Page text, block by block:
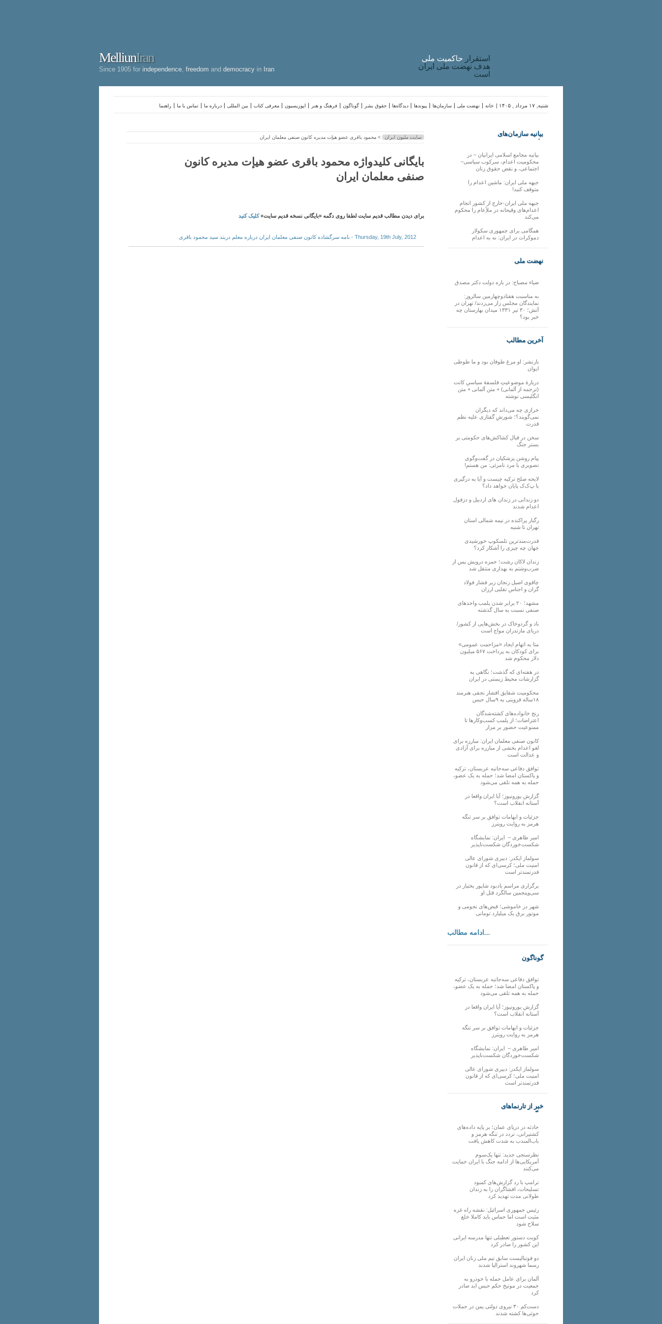
MelliunIran
Since 1905 for independence freedom and democracy in Iran
استقرار حاکميت ملی
هدف نهضت ملی ایران
است
راهنما تماس با ما درباره ما بین المللی معرفی کتاب اپوزیسیون فرهنگ و هنر گوناگون حقوق بشر دیدگاه‌ها پیوندها سازمان‌ها نهضت ملی خانه شنبه, ۱۷ مرداد , ۱۴۰۵ |
سایت ملیون ایران > محمود باقری عضو هیإت مديره کانون صنفی معلمان ايران
بایگانی کلیدواژه محمود باقری عضو هیإت مديره کانون
صنفی معلمان ايران
برای دیدن مطالب قدیم سایت لطفا روی دگمه «بایگانی نسخه قدیم سایت»کلیک کنید
Thursday, 19th July, 2012 - نامه سرگشاده کانون صنفی معلمان ايران درباره معلم دربند سيد محمود باقری
بیانیه سازمان‌های
ملی
بیانیه مجامع اسلامی ایرانیان – در
محکومیت اعدام، سرکوب سیاسی–
اجتماعی، و نقض حقوق زنان
جبهه ملی ایران: ماشین اعدام را
متوقف کنید!
جبهه ملی ایران-خارج از کشور انجام
اعدام‌های وقیحانه در ملأِعام را محکوم
می‌کند
همگامی برای جمهوری سکولار
دموکرات در ایران: نه به اعدام
نهضت ملی
ضیاء مصباح: در باره دولت دکتر مصدق
به مناسبت هفتادوچهارمین سالروز:
نمایندگان مجلس زار می‌زدند/ تهران در
آتش؛ ۳۰ تیر ۱۳۳۱ میدان بهارستان چه
خبر بود؟
آخرین مطالب
بازنشر: او مرغ طوفان بود و ما طوطی
ایوان
دربارهٔ موضوعیتِ فلسفهٔ سیاسیِ کانت
(ترجمه از آلمانی) + متن آلمانی + متن
انگلیسی نوشته
خرازی چه می‌داند که دیگران
نمی‌گویند؟؛ شورشِ گفتاری علیه نظم
قدرت
سخن در قبال کشاکش‌های حکومتی بر
بستر جنگ
پیام روشن پزشکیان در گفت‌و‌گوی
تصویری با مرد نامرئی: من هستم!
لایحه صلح ترکیه چیست و آیا به درگیری
با پ‌ک‌ک پایان خواهد داد؟
دو زندانی در زندان های اردبیل و دزفول
اعدام شدند
رگبار پراکنده در نیمه شمالی استان
تهران تا شنبه
قدرت‌مندترین تلسکوپ خورشیدی
جهان چه چیزی را آشکار کرد؟
زندان لاکان رشت؛ حمزه درویش پس از
ضرب‌وشتم به بهداری منتقل شد
چاقوی اصیل زنجان زیر فشار فولاد
گران و اجناس تقلبی ارزان
مشهد؛ ۲۰ برابر شدن پلمب واحدهای
صنفی نسبت به سال گذشته
باد و گردوخاک در بخش‌هایی از کشور/
دریای مازندران مواج است
متا به اتهام ایجاد «مزاحمت عمومی»
برای کودکان به پرداخت ۵۶۷ میلیون
دلار محکوم شد
در هفته‌ای که گذشت؛ نگاهی به
گزارشات محیط زیستی در ایران
محکومیت شقایق افشار نجفی هنرمند
۱۸ساله قزوینی به ۹سال حبس
رنج خانواده‌های کشته‌شدگان
اعتراضات؛ از پلمب کسب‌وکارها تا
ممنوعیت حضور بر مزار
کانون صنفی معلمان ایران: مبارزه برای
لغو اعدام بخشی از مبارزه برای آزادی
و عدالت است
توافق دفاعی سه‌جانبه عربستان، ترکیه
و پاکستان امضا شد؛ حمله به یک عضو،
حمله به همه تلقی می‌شود
گزارش یورونیوز؛ آیا ایران واقعا در
آستانه انقلاب است؟
جزئیات و ابهامات توافق بر سر تنگه
هرمز به روایت رویترز
امیر طاهری – ایران: نمایشگاه
شکست‌خوردگان شکست‌ناپذیر
سولماز ایکدر: دبیری شورای عالی
امنیت ملی؛ کرسی‌ای که از قانون
قدرتمندتر است
برگزاری مراسم یادبود شاپور بختیار در
سی‌وپنجمین سالگرد قتل او
شهر در خاموشی؛ قبض‌های نجومی و
موتور برق یک میلیارد تومانی
ادامه مطالب...
گوناگون
توافق دفاعی سه‌جانبه عربستان، ترکیه
و پاکستان امضا شد؛ حمله به یک عضو،
حمله به همه تلقی می‌شود
گزارش یورونیوز؛ آیا ایران واقعا در
آستانه انقلاب است؟
جزئیات و ابهامات توافق بر سر تنگه
هرمز به روایت رویترز
امیر طاهری – ایران: نمایشگاه
شکست‌خوردگان شکست‌ناپذیر
سولماز ایکدر: دبیری شورای عالی
امنیت ملی؛ کرسی‌ای که از قانون
قدرتمندتر است
خبر از تارنماهای
دیگر
حادثه در دریای عمان؛ بر پایه داده‌های
کشتیرانی، تردد در تنگه هرمز و
باب‌المندب به شدت کاهش یافت
نظرسنجی جدید: تنها یک‌سوم
آمریکایی‌ها از ادامه جنگ با ایران حمایت
می‌کنند
ترامپ با رد گزارش‌های کمبود
تسلیحات، افشاگران را به زندان
طولانی مدت تهدید کرد
رئیس‌ جمهوری اسرائیل: نقشه راه غزه
مثبت است اما حماس باید کاملا خلع
سلاح شود
کویت دستور تعطیلی تنها مدرسه ایرانی
این کشور را صادر کرد
دو فوتبالیست سابق تیم ملی زنان ایران
رسما شهروند استرالیا شدند
آلمان برای عامل حمله با خودرو به
جمعیت در مونیخ حکم حبس ابد صادر
کرد
دست‌کم ۳۰ نیروی دولتی یمن در حملات
حوثی‌ها کشته شدند